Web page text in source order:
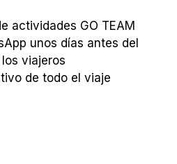
actividades GO TEAM
unos días antes del
viajeros
de todo el viaje